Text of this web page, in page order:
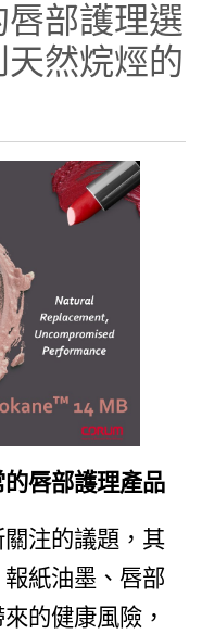
部護理選
然烷烴的
唇部護理產品
注的議題，其
紙油墨、唇部
的健康風險，